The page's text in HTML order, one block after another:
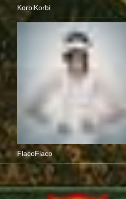
KorbiKorbi
FlacoFlaco